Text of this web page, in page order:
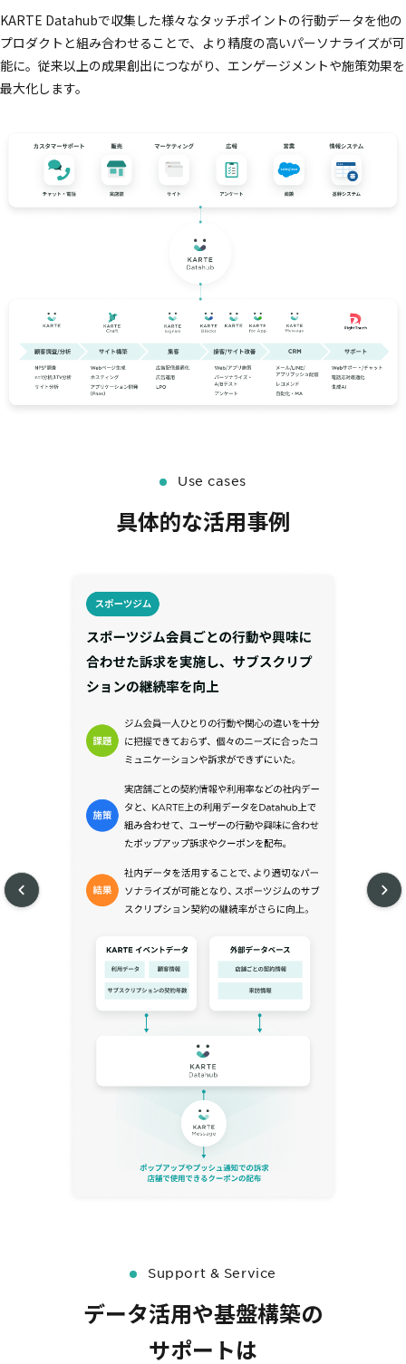
KARTE Datahubで収集した様々なタッチポイントの行動データを他の
プロダクトと組み合わせることで、 より精度の高いパーソナライズが可
能に。 従来以上の成果創出につながり、エンゲージメントや施策効果を
最大化します。
Use cases
具体的な活用事例
Support & Service
データ活用や基盤構築の
サポートは